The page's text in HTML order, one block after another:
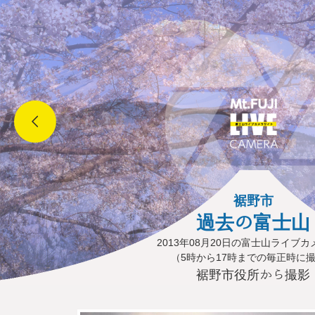
裾野市
過去の富士山
2013年08月20日の富士山ライブカ
（5時から17時までの毎正時に
裾野市役所から撮影